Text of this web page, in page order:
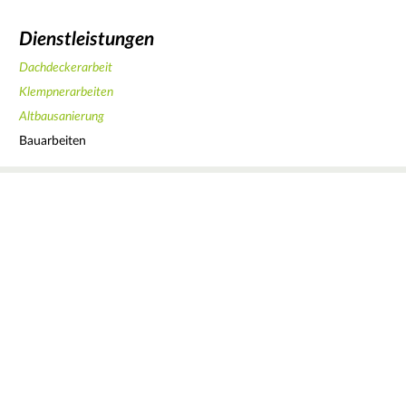
Dienstleistungen
Dachdeckerarbeit
Klempnerarbeiten
Altbausanierung
Bauarbeiten